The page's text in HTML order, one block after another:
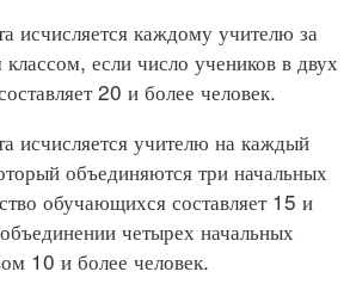
исчисляется каждому учителю за
если число учеников в двух
20 и более человек.
исчисляется учителю на каждый
объединяются три начальных
обучающихся составляет 15 и
четырех начальных
10 и более человек.